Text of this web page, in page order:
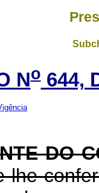
No644,
DO
lhe